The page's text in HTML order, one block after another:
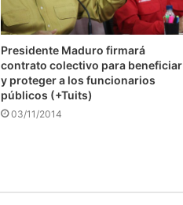
Presidente Maduro firmará
contrato colectivo para beneficiar
y proteger a los funcionarios
públicos (+Tuits)
03/11/2014